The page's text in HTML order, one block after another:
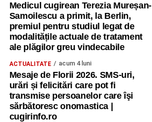
Medicul cugirean Terezia Mureșan-
Samoilescu a primit, la Berlin,
premiul pentru studiul legat de
modalitățile actuale de tratament
ale plăgilor greu vindecabile
ACTUALITATE acum 4 luni
Mesaje de Florii 2026. SMS-uri,
urări și felicitări care pot fi
transmise persoanelor care îşi
sărbătoresc onomastica |
cugirinfo.ro